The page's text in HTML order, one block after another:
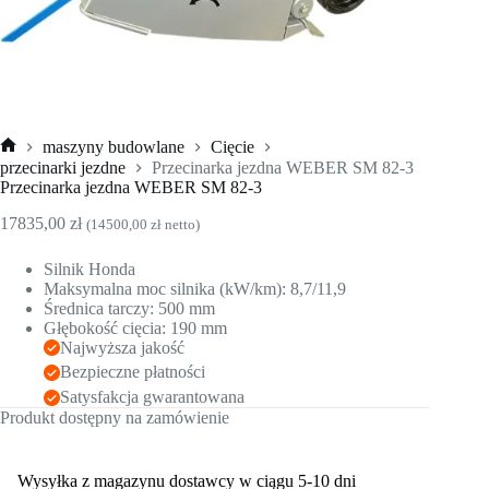
Strona
główna
maszyny budowlane
Cięcie
przecinarki jezdne
Przecinarka jezdna WEBER SM 82-3
Przecinarka jezdna WEBER SM 82-3
17835,00 zł (14500,00 zł netto)
Silnik Honda
Maksymalna moc silnika (kW/km): 8,7/11,9
Średnica tarczy: 500 mm
Głębokość cięcia: 190 mm
Najwyższa jakość
Bezpieczne płatności
Satysfakcja gwarantowana
Produkt dostępny na zamówienie
Wysyłka z magazynu dostawcy w ciągu 5-10 dni